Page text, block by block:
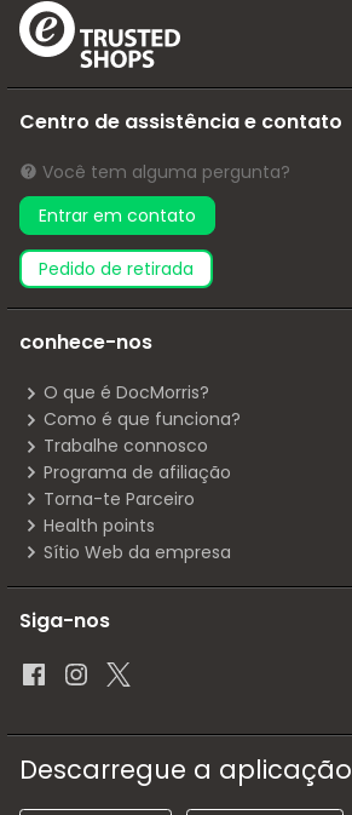
Centro de assistência e contato
Você tem alguma pergunta?
Entrar em contato
pedido de retirada
conhece-nos
O que é DocMorris?
Como é que funciona?
Trabalhe connosco
Programa de afiliação
Torna-te Parceiro
Health points
Sítio Web da empresa
Siga-nos
Descarregue a aplicação